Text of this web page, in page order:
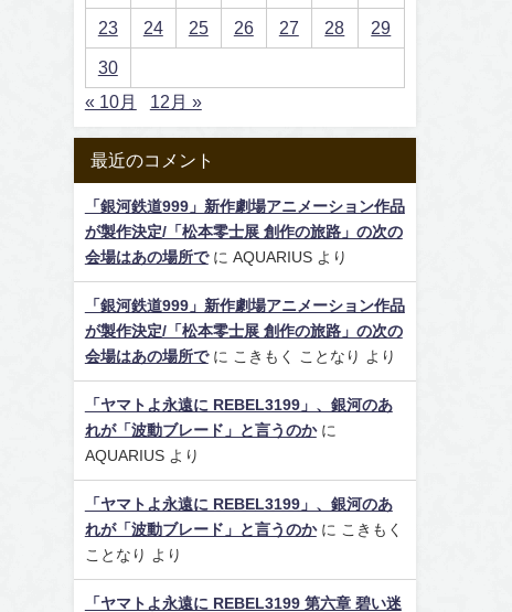
23 24 25 26 27 28 29
30
« 10月
12月 »
最近のコメント
「銀河鉄道999」新作劇場アニメーション作品
が製作決定/「松本零士展 創作の旅路」の次の
会場はあの場所でに AQUARIUSより
「銀河鉄道999」新作劇場アニメーション作品
が製作決定/「松本零士展 創作の旅路」の次の
会場はあの場所でに こきもく ことなり より
「ヤマトよ永遠に REBEL3199」、銀河のあ
れが「波動ブレード」と言うのかに
AQUARIUSより
「ヤマトよ永遠に REBEL3199」、銀河のあ
れが「波動ブレード」と言うのかに
こきもく
ことなり
より
「ヤマトよ永遠に REBEL3199 第六章 碧い迷